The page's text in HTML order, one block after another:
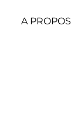
A PROPOS